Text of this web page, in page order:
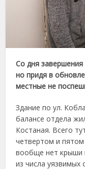
Со дня
но придя в
местные не
Здание по ул.
балансе отдела
Костаная. Всего
четвертом и
вообще нет крыши
из числа уязвимых